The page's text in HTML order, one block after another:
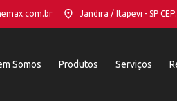
Jandira / Itapevi - SP
Somos Produtos Serviços